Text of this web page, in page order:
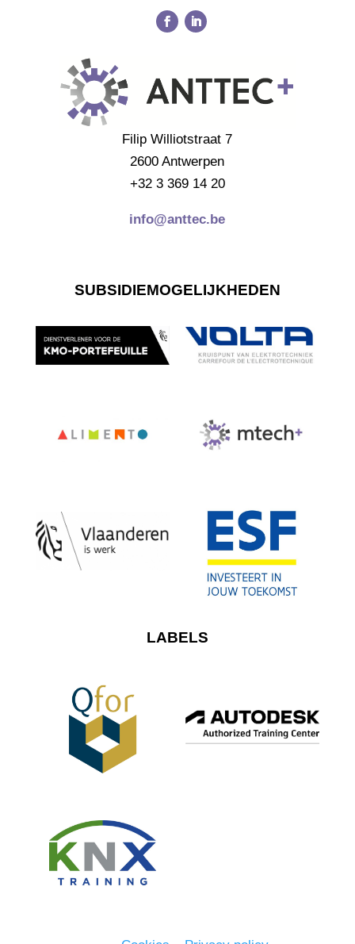
Filip Williotstraat 7
2600 Antwerpen
+32 3 369 14 20
info@anttec.be
SUBSIDIEMOGELIJKHEDEN
LABELS